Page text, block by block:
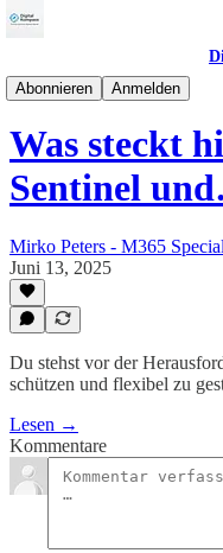
Abonnieren
Anmelden
CyberSecurityKompass
Was steckt
Sentinel
Mirko Peters - M365
Juni 13, 2025
Du stehst vor der
schützen und flexibel zu
Lesen →
Kommentare